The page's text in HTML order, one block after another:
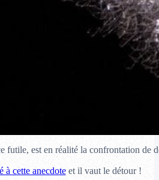
futile, est en réalité la confrontation de
à cette anecdoteet il vaut le détour !